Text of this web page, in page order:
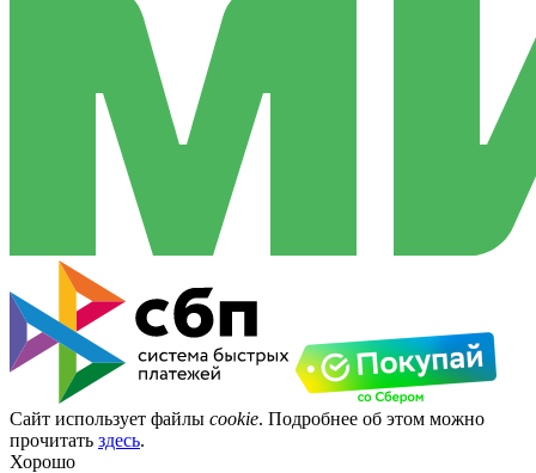
Сайт использует файлы cookie. Подробнее об этом можно
прочитать здесь.
Хорошо